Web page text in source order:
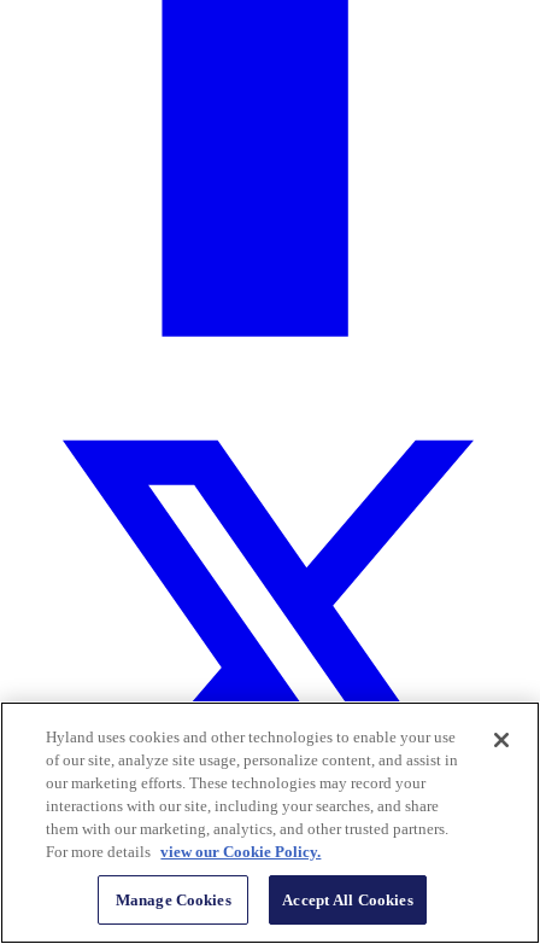
Hyland uses cookies and other technologies to enable your use
of our site, analyze site usage, personalize content, and assist in
our marketing efforts. These technologies may record your
interactions with our site, including your searches, and share
them with our marketing, analytics, and other trusted partners.
For more details view our Cookie Policy.
Manage Cookies Accept All Cookies